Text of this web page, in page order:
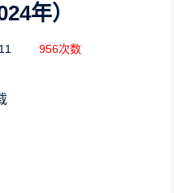
年）
956次数